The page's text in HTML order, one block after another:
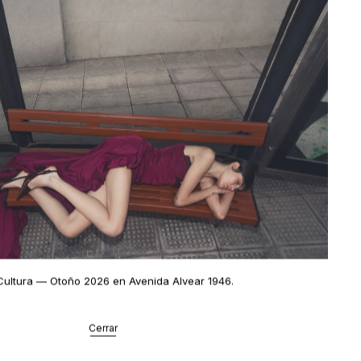
— Otoño 2026 en Avenida Alvear 1946.
Cerrar